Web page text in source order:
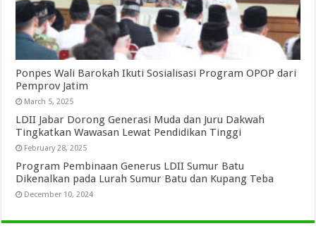
Ponpes Wali Barokah Ikuti Sosialisasi Program OPOP dari
Pemprov Jatim
March 5, 2025
LDII Jabar Dorong Generasi Muda dan Juru Dakwah
Tingkatkan Wawasan Lewat Pendidikan Tinggi
February 28, 2025
Program Pembinaan Generus LDII Sumur Batu
Dikenalkan pada Lurah Sumur Batu dan Kupang Teba
December 10, 2024